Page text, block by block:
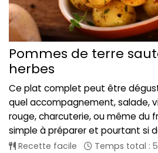
Pommes de terre
herbes
Ce plat complet peut être
quel accompagnement, salade,
rouge, charcuterie, ou même du
simple à préparer et pourtant si
Recette facile Temps total :